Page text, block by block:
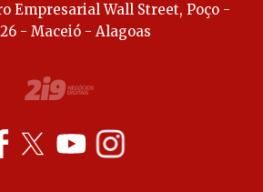
Empresarial Wall Street, Poço -
- Maceió - Alagoas